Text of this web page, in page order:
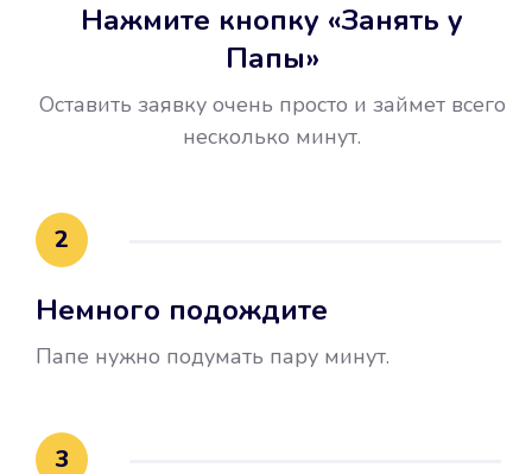
воспользовались бесплатной
это открыло новые возможности в
Нажмите кнопку «Занять у
Папы»
Оставить заявку очень просто и займет всего
несколько минут.
2
Немного подождите
Папе нужно подумать пару минут.
3